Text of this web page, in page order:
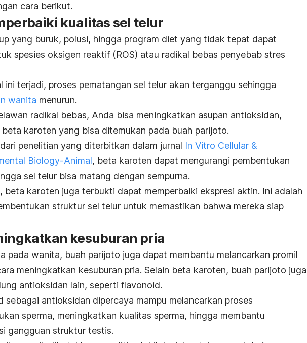
cara berikut.
kualitas sel telur
yang buruk, polusi, hingga program diet yang tidak tepat dapat
spesies oksigen reaktif (ROS) atau radikal bebas penyebab stres
ini terjadi, proses pematangan sel telur akan terganggu sehingga
wanita menurun.
radikal bebas, Anda bisa meningkatkan asupan antioksidan,
karoten yang bisa ditemukan pada buah parijoto.
penelitian yang diterbitkan dalam jurnal In Vitro Cellular &
Biology-Animal, beta karoten dapat mengurangi pembentukan
sel telur bisa matang dengan sempurna.
beta karoten juga terbukti dapat memperbaiki ekspresi aktin. Ini adalah
struktur sel telur untuk memastikan bahwa mereka siap
kesuburan pria
pada wanita, buah parijoto juga dapat membantu melancarkan promil
meningkatkan kesuburan pria. Selain beta karoten, buah parijoto juga
antioksidan lain, seperti flavonoid.
sebagai antioksidan dipercaya mampu melancarkan proses
sperma, meningkatkan kualitas sperma, hingga membantu
gangguan struktur testis.